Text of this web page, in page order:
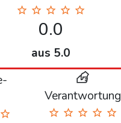
0.0
aus 5.0
Verantwortung